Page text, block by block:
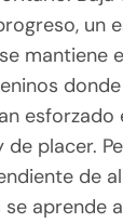
un
mantiene
esforzado
placer.
de
aprende